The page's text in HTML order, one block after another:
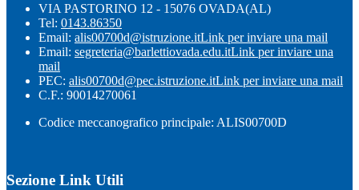
VIA PASTORINO 12 - 15076 OVADA(AL)
Tel: 0143.86350
Email: alis00700d@istruzione.itLink per inviare una mail
Email: segreteria@barlettiovada.edu.itLink per inviare una
mail
PEC: alis00700d@pec.istruzione.itLink per inviare una mail
C.F.: 90014270061
Codice meccanografico principale: ALIS00700D
Sezione Link Utili